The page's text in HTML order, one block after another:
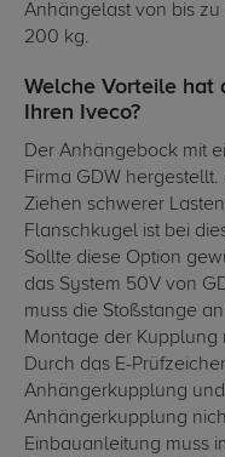
Anhängelast von bis
200 kg.
Welche Vorteile hat
Ihren Iveco?
Der Anhängebock mit
Firma GDW
Ziehen schwerer
Flanschkugel ist bei
Sollte diese Option
das System 50V von
muss die Stoßstange
Montage der Kupplung
Durch das E-
Anhängerkupplung und
Anhängerkupplung
Einbauanleitung muss